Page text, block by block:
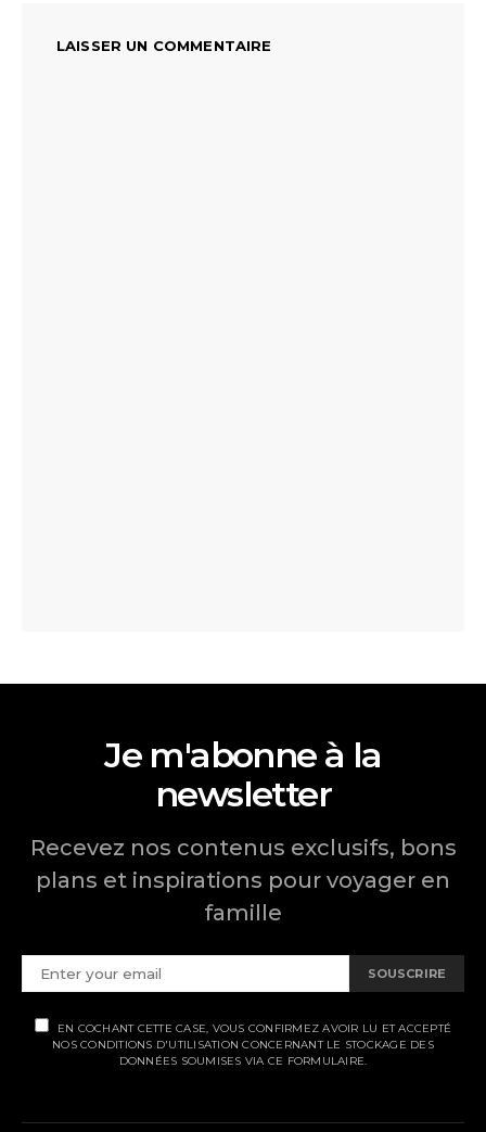
LAISSER UN COMMENTAIRE
Je m'abonne à la
newsletter
Recevez nos contenus exclusifs, bons
plans et inspirations pour voyager en
famille
SOUSCRIRE
EN COCHANT CETTE CASE, VOUS CONFIRMEZ AVOIR LU ET ACCEPTÉ
NOS CONDITIONS D'UTILISATION CONCERNANT LE STOCKAGE DES
DONNÉES SOUMISES VIA CE FORMULAIRE.